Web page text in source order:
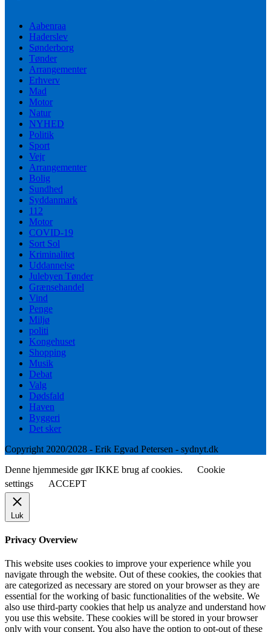
Aabenraa
Haderslev
Sønderborg
Tønder
Arrangementer
Erhverv
Mad
Motor
Natur
NYHED
Politik
Sport
Vejr
Arrangementer
Bolig
Sundhed
Syddanmark
112
Motor
COVID-19
Sort Sol
Kriminalitet
Uddannelse
Julebyen Tønder
Grænsehandel
Vind
Penge
Miljø
politi
Kongehuset
Shopping
Musik
Debat
Valg
Dødsfald
Haven
Byggeri
Det sker
Copyright 2020/2028 - Erik Egvad Petersen - sydnyt.dk
Denne hjemmeside gør IKKE brug af cookies.
Cookie
settings
ACCEPT
Luk
Privacy Overview
This website uses cookies to improve your experience while you
navigate through the website. Out of these cookies, the cookies that
are categorized as necessary are stored on your browser as they are
essential for the working of basic functionalities of the website. We
also use third-party cookies that help us analyze and understand how
you use this website. These cookies will be stored in your browser
only with your consent. You also have the option to opt-out of these